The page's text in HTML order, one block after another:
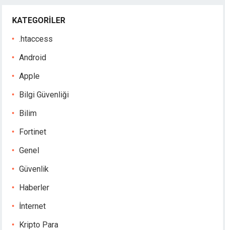
KATEGORILER
.htaccess
Android
Apple
Bilgi Güvenliği
Bilim
Fortinet
Genel
Güvenlik
Haberler
İnternet
Kripto Para